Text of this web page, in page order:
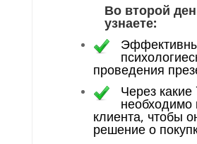
Во второй
узнаете:
проведения
Через
необходимо
клиента, чтобы
решение о